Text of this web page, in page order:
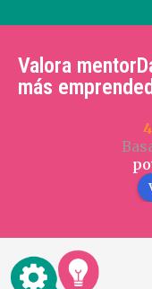
Valora
más